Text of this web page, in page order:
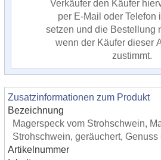
Verkäufer den Käufer
per E-Mail oder Telefon
setzen und die Bestellung
wenn der Käufer dieser
zustimmt.
Zusatzinformationen zum Produkt
Bezeichnung
Magerspeck vom Strohschwein,
Strohschwein, geräuchert, Genuss
Artikelnummer